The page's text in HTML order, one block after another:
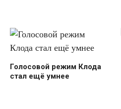
Голосовой режим Клода
стал ещё умнее